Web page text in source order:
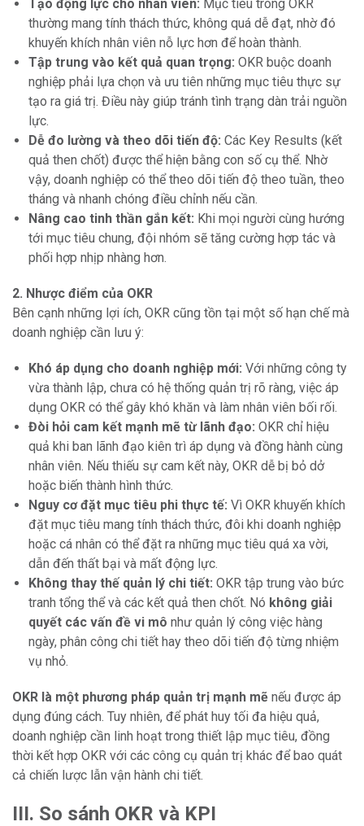
Tạo động lực cho nhân viên: Mục tiêu trong OKR
thường mang tính thách thức, không quá dễ đạt, nhờ đó
khuyến khích nhân viên nỗ lực hơn để hoàn thành.
Tập trung vào kết quả quan trọng: OKR buộc doanh
nghiệp phải lựa chọn và ưu tiên những mục tiêu thực sự
tạo ra giá trị. Điều này giúp tránh tình trạng dàn trải nguồn
lực.
Dễ đo lường và theo dõi tiến độ: Các Key Results (kết
quả then chốt) được thể hiện bằng con số cụ thể. Nhờ
vậy, doanh nghiệp có thể theo dõi tiến độ theo tuần, theo
tháng và nhanh chóng điều chỉnh nếu cần.
Nâng cao tinh thần gắn kết: Khi mọi người cùng hướng
tới mục tiêu chung, đội nhóm sẽ tăng cường hợp tác và
phối hợp nhịp nhàng hơn.
2. Nhược điểm của OKR
Bên cạnh những lợi ích, OKR cũng tồn tại một số hạn chế mà
doanh nghiệp cần lưu ý:
Khó áp dụng cho doanh nghiệp mới: Với những công ty
vừa thành lập, chưa có hệ thống quản trị rõ ràng, việc áp
dụng OKR có thể gây khó khăn và làm nhân viên bối rối.
Đòi hỏi cam kết mạnh mẽ từ lãnh đạo: OKR chỉ hiệu
quả khi ban lãnh đạo kiên trì áp dụng và đồng hành cùng
nhân viên. Nếu thiếu sự cam kết này, OKR dễ bị bỏ dở
hoặc biến thành hình thức.
Nguy cơ đặt mục tiêu phi thực tế: Vì OKR khuyến khích
đặt mục tiêu mang tính thách thức, đôi khi doanh nghiệp
hoặc cá nhân có thể đặt ra những mục tiêu quá xa vời,
dẫn đến thất bại và mất động lực.
Không thay thế quản lý chi tiết: OKR tập trung vào bức
tranh tổng thể và các kết quả then chốt. Nó không giải
quyết các vấn đề vi mô như quản lý công việc hàng
ngày, phân công chi tiết hay theo dõi tiến độ từng nhiệm
vụ nhỏ.
OKR là một phương pháp quản trị mạnh mẽ nếu được áp
dụng đúng cách. Tuy nhiên, để phát huy tối đa hiệu quả,
doanh nghiệp cần linh hoạt trong thiết lập mục tiêu, đồng
thời kết hợp OKR với các công cụ quản trị khác để bao quát
cả chiến lược lẫn vận hành chi tiết.
III. So sánh OKR và KPI